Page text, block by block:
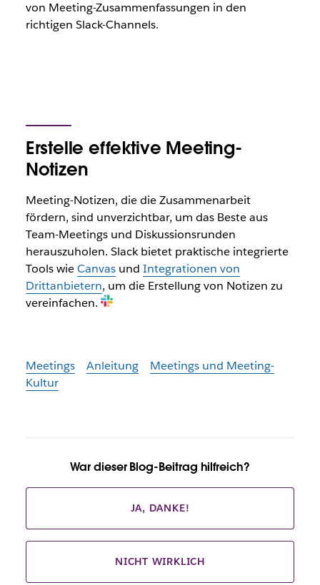
von Meeting-Zusammenfassungen in den
richtigen Slack-Channels.
Erstelle effektive Meeting-
Notizen
Meeting-Notizen, die die Zusammenarbeit
fördern, sind unverzichtbar, um das Beste aus
Team-Meetings und Diskussionsrunden
herauszuholen. Slack bietet praktische integrierte
Tools wieCanvasund Integrationen von
Drittanbietern, um die Erstellung von Notizen zu
vereinfachen.
Meetings Anleitung
Meetings und Meeting-
Kultur
War dieser Blog-Beitrag hilfreich?
JA, DANKE!
NICHT WIRKLICH